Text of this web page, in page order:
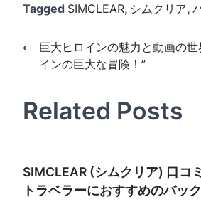
Tagged SIMCLEAR, シムクリア,
投
ビ
シ
⟵巨大ヒロインの魅力と動画の
インの巨大な冒険！”
Related Posts
SIMCLEAR (シムクリア) 口コ
トラベラーにおすすめのバッ